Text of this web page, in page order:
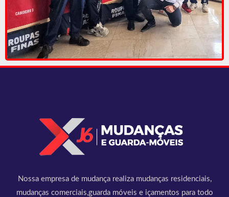
Nossa empresa de mudança realiza mudanças residenciais,
mudanças comerciais,guarda móveis e içamentos para todo